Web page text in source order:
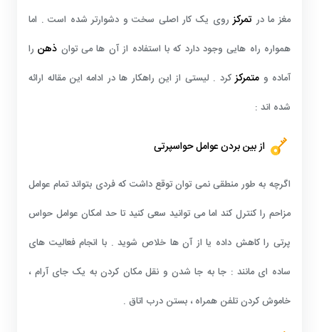
مغز ما در تمرکزروی یک کار اصلی سخت و دشوارتر شده است . اما
همواره راه هایی وجود دارد که با استفاده از آن ها می توان ذهن را
آماده و متمرکزکرد . لیستی از این راهکار ها در ادامه این مقاله ارائه
شده اند :
از بین بردن عوامل حواسپرتی
اگرچه به طور منطقی نمی توان توقع داشت که فردی بتواند تمام عوامل
مزاحم را کنترل کند اما می توانید سعی کنید تا حد امکان عوامل حواس
پرتی را کاهش داده یا از آن ها خلاص شوید . با انجام فعالیت های
ساده ای مانند : جا به جا شدن و نقل مکان کردن به یک جای آرام ،
خاموش کردن تلفن همراه ، بستن درب اتاق .